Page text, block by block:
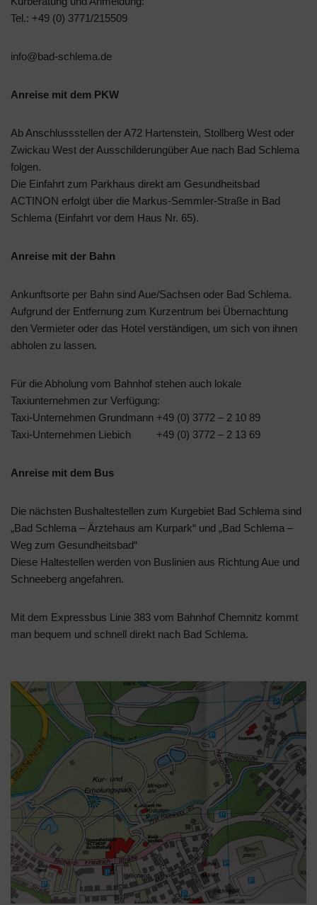
Tel.: +49 (0) 3771/215509
info@bad-schlema.de
Anreise mit dem PKW
Ab Anschlussstellen der A72 Hartenstein, Stollberg West oder
Zwickau West der Ausschilderungüber Aue nach Bad Schlema
folgen.
Die Einfahrt zum Parkhaus direkt am Gesundheitsbad
ACTINON erfolgt über die Markus-Semmler-Straße in Bad
Schlema (Einfahrt vor dem Haus Nr. 65).
Anreise mit der Bahn
Ankunftsorte per Bahn sind Aue/Sachsen oder Bad Schlema.
Aufgrund der Entfernung zum Kurzentrum bei Übernachtung
den Vermieter oder das Hotel verständigen, um sich von ihnen
abholen zu lassen.
Für die Abholung vom Bahnhof stehen auch lokale
Taxiunternehmen zur Verfügung:
Taxi-Unternehmen Grundmann +49 (0) 3772 – 2 10 89
Taxi-Unternehmen Liebich +49 (0) 3772 – 2 13 69
Anreise mit dem Bus
Die nächsten Bushaltestellen zum Kurgebiet Bad Schlema sind
„Bad Schlema – Ärztehaus am Kurpark“ und „Bad Schlema –
Weg zum Gesundheitsbad“
Diese Haltestellen werden von Buslinien aus Richtung Aue und
Schneeberg angefahren.
Mit dem Expressbus Linie 383 vom Bahnhof Chemnitz kommt
man bequem und schnell direkt nach Bad Schlema.